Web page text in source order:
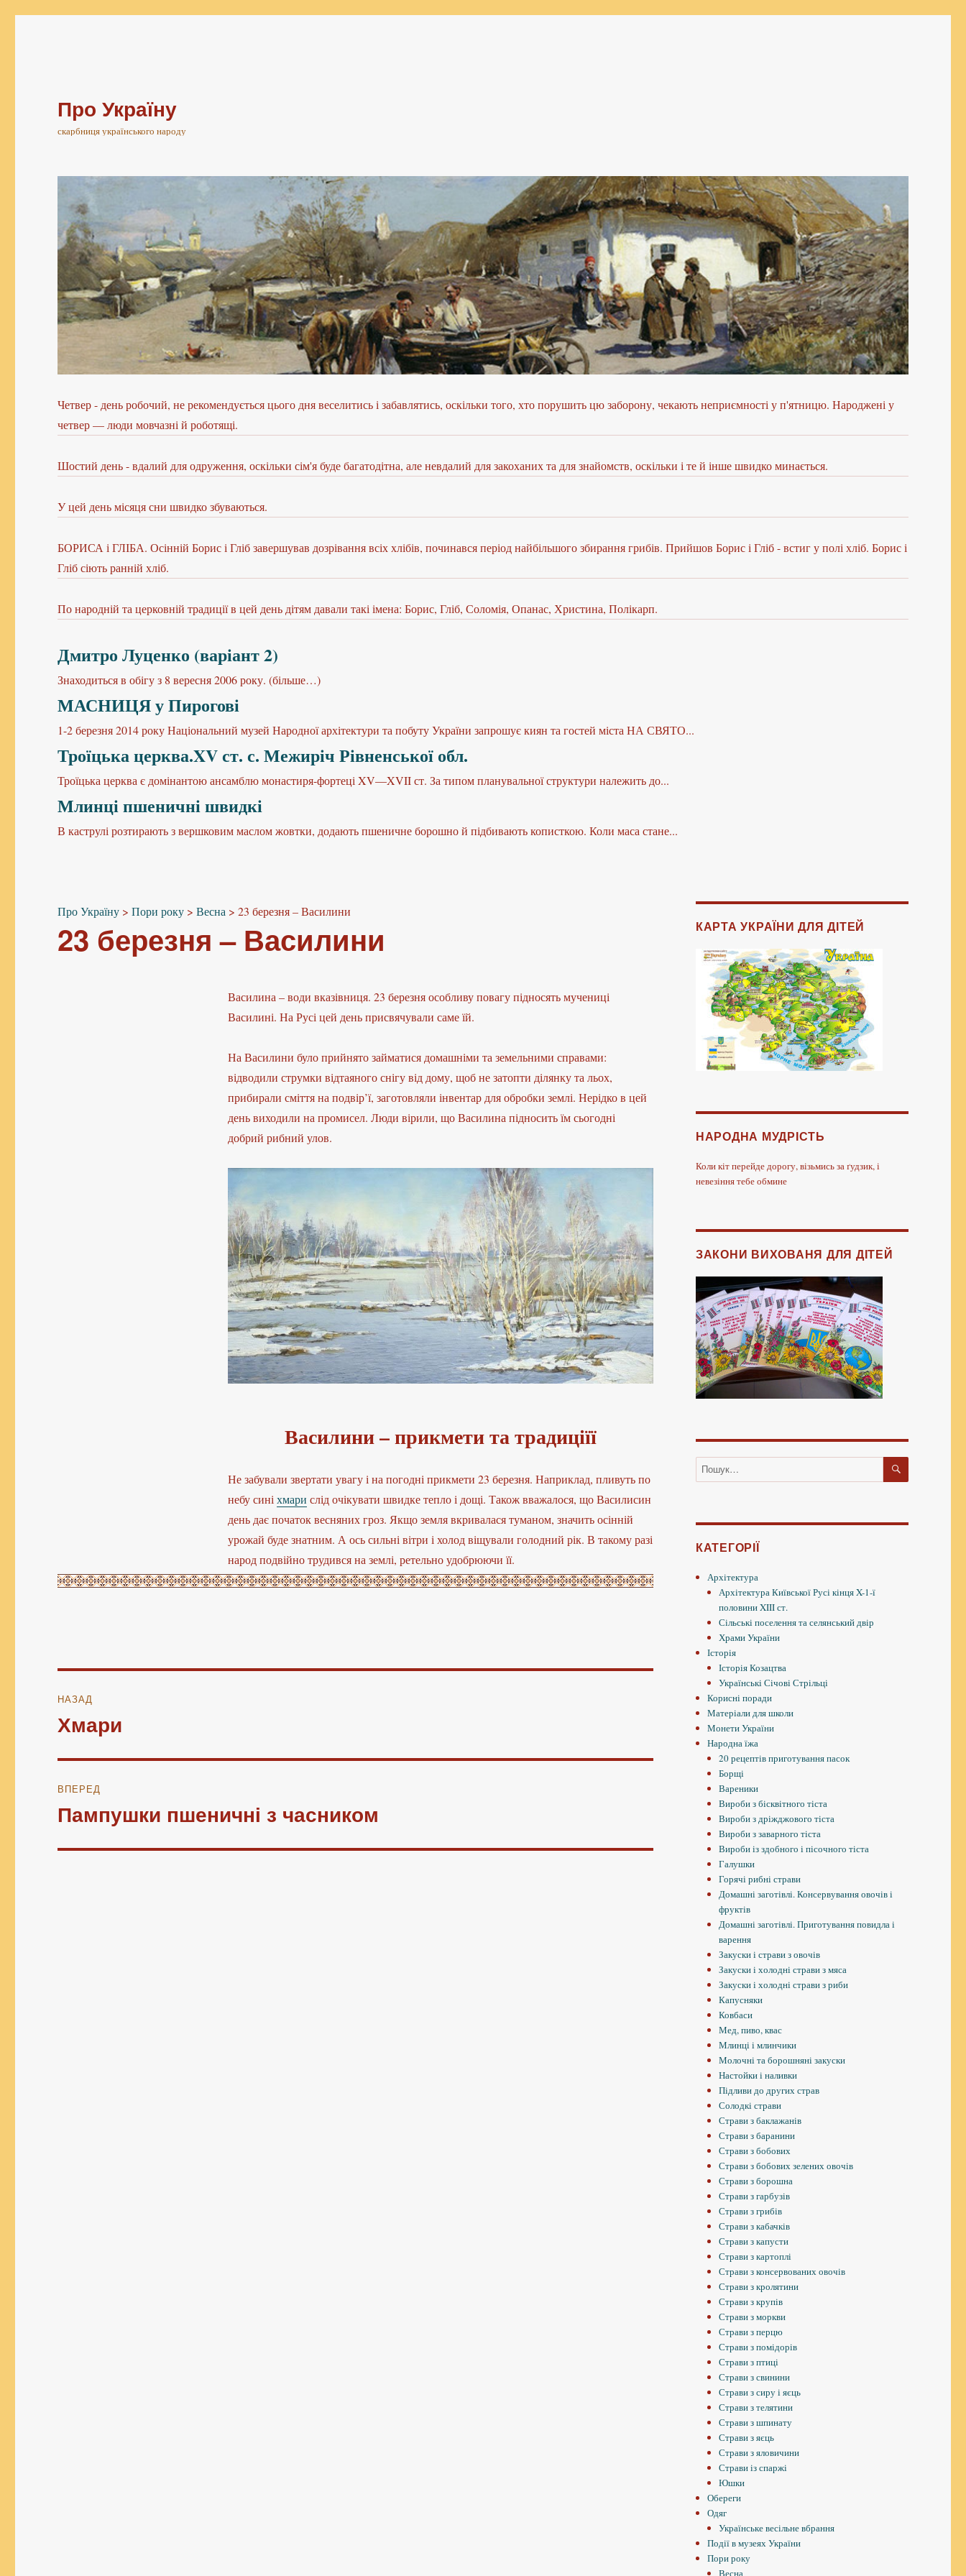
Про Україну
скарбниця українського народу
Четвер - день робочий, не рекомендується цього дня веселитись і забавлятись, оскільки того, хто порушить цю заборону, чекають неприємності у п'ятницю. Народжені у
четвер — люди мовчазні й роботящі.
Шостий день - вдалий для одруження, оскільки сім'я буде багатодітна, але невдалий для закоханих та для знайомств, оскільки і те й інше швидко минається.
У цей день місяця сни швидко збуваються.
БОРИСА і ГЛІБА. Осінній Борис і Гліб завершував дозрівання всіх хлібів, починався період найбільшого збирання грибів. Прийшов Борис і Гліб - встиг у полі хліб. Борис і
Гліб сіють ранній хліб.
По народній та церковній традиції в цей день дітям давали такі імена: Борис, Гліб, Соломія, Опанас, Христина, Полікарп.
Дмитро Луценко (варіант 2)
Знаходиться в обігу з 8 вересня 2006 року. (більше…)
МАСНИЦЯ у Пирогові
1-2 березня 2014 року Національний музей Народної архітектури та побуту України запрошує киян та гостей міста НА СВЯТО...
Троїцька церква.XV ст. с. Межиріч Рівненської обл.
Троїцька церква є домінантою ансамблю монастиря-фортеці XV—XVII ст. За типом планувальної структури належить до...
Млинці пшеничні швидкі
В каструлі розтирають з вершковим маслом жовтки, додають пшеничне борошно й підбивають кописткою. Коли маса стане...
Про Україну >Пори року >Весна >23 березня – Василини
23 березня – Василини
Василина – води вказівниця. 23 березня особливу повагу підносять мучениці
Василині. На Русі цей день присвячували саме їй.
На Василини було прийнято займатися домашніми та земельними справами:
відводили струмки відтаяного снігу від дому, щоб не затопти ділянку та льох,
прибирали сміття на подвір’ї, заготовляли інвентар для обробки землі. Нерідко в цей
день виходили на промисел. Люди вірили, що Василина підносить їм сьогодні
добрий рибний улов.
Василини – прикмети та традиціїї
Не забували звертати увагу і на погодні прикмети 23 березня. Наприклад, пливуть по
небу синіхмари слід очікувати швидке тепло і дощі. Також вважалося, що Василисин
день дає початок весняних гроз. Якщо земля вкривалася туманом, значить осінній
урожай буде знатним. А ось сильні вітри і холод віщували голодний рік. В такому разі
народ подвійно трудився на землі, ретельно удобрюючи її.
записів
НАЗАД
Попередній
Хмари
ВПЕРЕД
Наступний
Пампушки пшеничні з часником
КАРТА УКРАЇНИ ДЛЯ ДІТЕЙ
НАРОДНА МУДРІСТЬ
Коли кіт перейде дорогу, візьмись за ґудзик, і
невезіння тебе обмине
ЗАКОНИ ВИХОВАНЯ ДЛЯ ДІТЕЙ
Пошук
за
ШУКАТИ
КАТЕГОРІЇ
Архітектура
Архітектура Київської Русі кінця X-1-ї
половини XIII ст.
Сільські поселення та селянський двір
Храми України
Історія
Історія Козацтва
Українські Січові Стрільці
Корисні поради
Матеріали для школи
Монети України
Народна їжа
20 рецептів приготування пасок
Борщі
Вареники
Вироби з бісквітного тіста
Вироби з дріжджового тіста
Вироби з заварного тіста
Вироби із здобного і пісочного тіста
Галушки
Горячі рибні страви
Домашні заготівлі. Консервування овочів і
фруктів
Домашні заготівлі. Приготування повидла і
варення
Закуски і страви з овочів
Закуски і холодні страви з мяса
Закуски і холодні страви з риби
Капусняки
Ковбаси
Мед, пиво, квас
Млинці і млинчики
Молочні та борошняні закуски
Настойки і наливки
Підливи до других страв
Солодкі страви
Страви з баклажанів
Страви з баранини
Страви з бобових
Страви з бобових зелених овочів
Страви з борошна
Страви з гарбузів
Страви з грибів
Страви з кабачків
Страви з капусти
Страви з картоплі
Страви з консервованих овочів
Страви з кролятини
Страви з крупів
Страви з моркви
Страви з перцю
Страви з помідорів
Страви з птиці
Страви з свинини
Страви з сиру і яєць
Страви з телятини
Страви з шпинату
Страви з яєць
Страви з яловичини
Страви із спаржі
Юшки
Обереги
Одяг
Українське весільне вбрання
Події в музеях України
Пори року
Весна